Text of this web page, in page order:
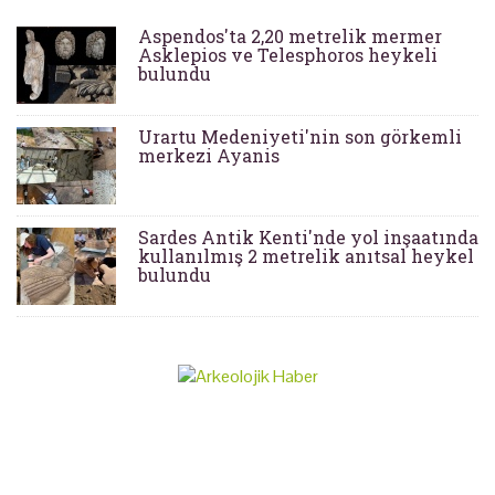
Aspendos'ta 2,20 metrelik mermer
Asklepios ve Telesphoros heykeli
bulundu
Urartu Medeniyeti'nin son görkemli
merkezi Ayanis
Sardes Antik Kenti'nde yol inşaatında
kullanılmış 2 metrelik anıtsal heykel
bulundu